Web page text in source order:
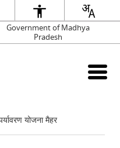
Government of Madhya
Pradesh
योजना मैहर